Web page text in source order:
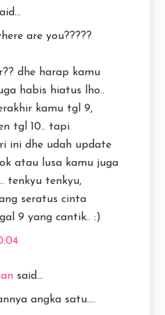
are you?????
dhe harap kamu
habis hiatus lho..
kamu tgl 9,
tgl 10.. tapi
ini dhe udah update
atau lusa kamu juga
tenkyu tenkyu,
seratus cinta
9 yang cantik.. :)
said...
angka satu....